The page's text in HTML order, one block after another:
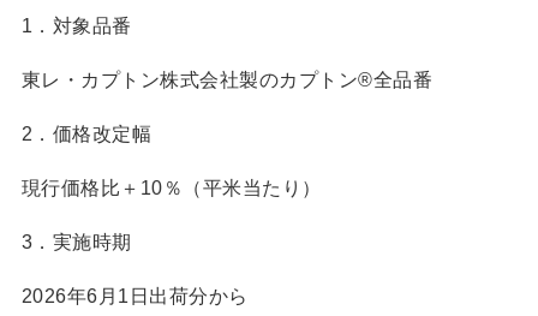
1．対象品番
東レ・カプトン株式会社製のカプトン®全品番
2．価格改定幅
現行価格比＋10％（平米当たり）
3．実施時期
2026年6月1日出荷分から